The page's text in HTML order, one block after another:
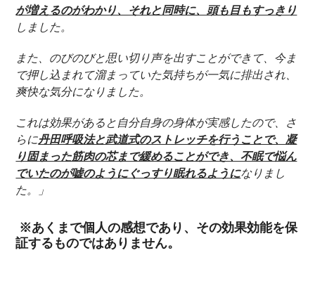
が増えるのがわかり、それと同時に、頭も目もすっきり
しました。
また、のびのびと思い切り声を出すことができて、今ま
で押し込まれて溜まっていた気持ちが一気に排出され、
爽快な気分になりました。
これは効果があると自分自身の身体が実感したので、さ
らに丹田呼吸法と武道式のストレッチを行うことで、凝
り固まった筋肉の芯まで緩めることができ、不眠で悩ん
でいたのが嘘のようにぐっすり眠れるようになりまし
た。」
※あくまで個人の感想であり、その効果効能を保
証するものではありません。